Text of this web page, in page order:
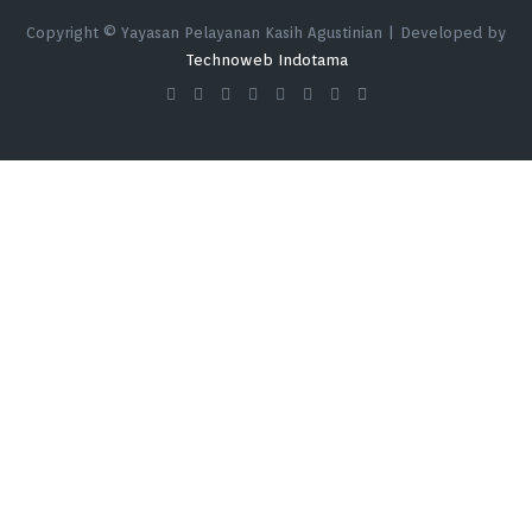
Copyright © Yayasan Pelayanan Kasih Agustinian | Developed by
Technoweb Indotama